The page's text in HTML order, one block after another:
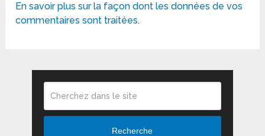
En savoir plus sur la façon dont les données de vos
commentaires sont traitées.
Recherche